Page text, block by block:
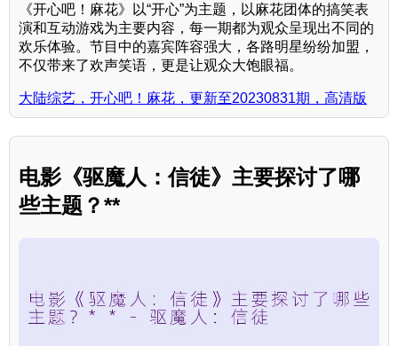
《开心吧！麻花》以“开心”为主题，以麻花团体的搞笑表
演和互动游戏为主要内容，每一期都为观众呈现出不同的
欢乐体验。节目中的嘉宾阵容强大，各路明星纷纷加盟，
不仅带来了欢声笑语，更是让观众大饱眼福。
大陆综艺，开心吧！麻花，更新至20230831期，高清版
电影《驱魔人：信徒》主要探讨了哪
些主题？**